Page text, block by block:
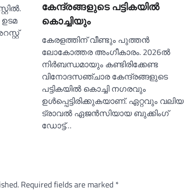
കേന്ദ്രങ്ങളുടെ പട്ടികയില്‍
കൊച്ചിയും
കേരളത്തിന് വീണ്ടും പുത്തൻ
ലോകോത്തര അംഗീകാരം. 2026ല്‍
നിർബന്ധമായും കണ്ടിരിക്കേണ്ട
വിനോദസഞ്ചാര കേന്ദ്രങ്ങളുടെ
പട്ടികയില്‍ കൊച്ചി നഗരവും
ഉള്‍പ്പെട്ടിരിക്കുകയാണ്. ഏറ്റവും വലിയ
ട്രാവല്‍ ഏജൻസിയായ ബുക്കിംഗ്
ഡോട്ട്…
Required fields are marked *